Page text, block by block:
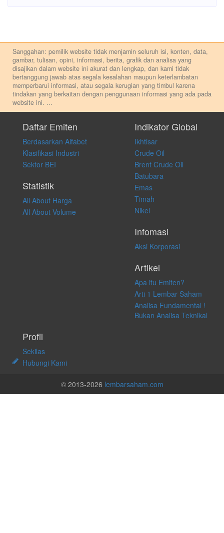
Sanggahan: pemilik website tidak menjamin seluruh isi, konten, data,
gambar, tulisan, opini, informasi, berita, grafik dan analisa yang
disajikan dalam website ini akurat dan lengkap, dan kami tidak
bertanggung jawab atas segala kesalahan maupun keterlambatan
memperbarui informasi, atau segala kerugian yang timbul karena
tindakan yang berkaitan dengan penggunaan informasi yang ada pada
website ini. ...
pribadi. Kami tidak memberi anjuran, saran, rekomendasi untuk
membeli, menjual atau melakukan aktivitas lain yang terkait dengan
transaksi perdagangan apapun, dan kami tidak bertanggung jawab
atas keputusan investasi yang dilakukan dalam kondisi dan situasi
apapun juga, yang diakibatkan secara langsung maupun tidak
langsung atas konten pada website ini.
Daftar Emiten
Berdasarkan Alfabet
Klasifikasi Industri
Sektor BEI
Statistik
All About Harga
All About Volume
Indikator Global
Ikhtisar
Crude Oil
Brent Crude Oil
Batubara
Emas
Timah
Nikel
Infomasi
Aksi Korporasi
Artikel
Apa itu Emiten?
Arti 1 Lembar Saham
Analisa Fundamental !
Bukan Analisa Teknikal
Profil
Sekilas
Hubungi Kami
© 2013-2026 lembarsaham.com